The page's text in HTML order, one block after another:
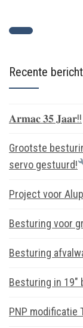
Recente
𝐀𝐫𝐦𝐚𝐜 𝟑𝟓 𝐉𝐚𝐚𝐫!!
Grootste
servo gestuurd!
Project voor
Besturing voor
Besturing
Besturing in 19″
PNP modificatie